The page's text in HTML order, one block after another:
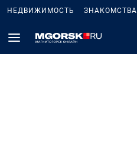
НЕДВИЖИМОСТЬ ЗНАКОМСТВА